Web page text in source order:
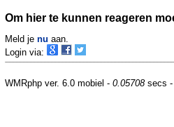
Om hier te kunnen reageren
Meld je nu aan.
Login via:
WMRphp ver. 6.0 mobiel - 0.05708secs -